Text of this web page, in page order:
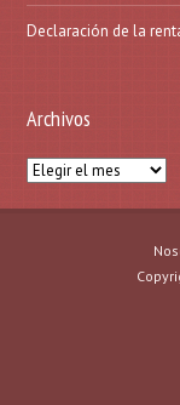
Declaración de la
Archivos
Archivos